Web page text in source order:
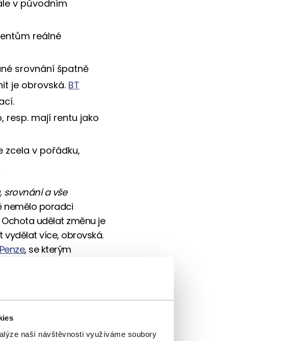
naší návštěvnosti využíváme soubory
v původním
reálné
srovnání špatně
je obrovská. BT
resp. mají rentu jako
zcela v pořádku,
a vše
nemělo poradci
udělat změnu je
vydělat více, obrovská.
, se kterým
na 165
a pod správou mají
Krejčím podívat
to změnit.